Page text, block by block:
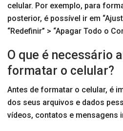
celular. Por exemplo, para
posterior, é possível ir em
“Redefinir” > “Apagar Todo o
O que é necessário
formatar o celular?
Antes de formatar o celular, é
dos seus arquivos e dados
vídeos, contatos e mensagens